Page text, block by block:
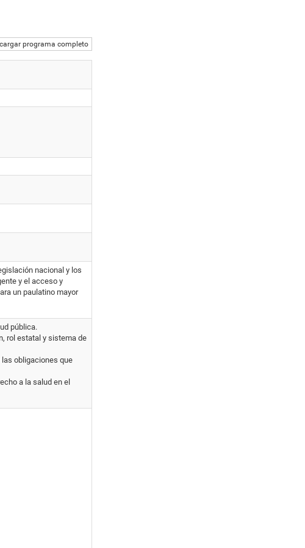
programa completo
nacional y los
y el acceso y
un paulatino mayor
pública.
rol estatal y sistema de
obligaciones que
a la salud en el